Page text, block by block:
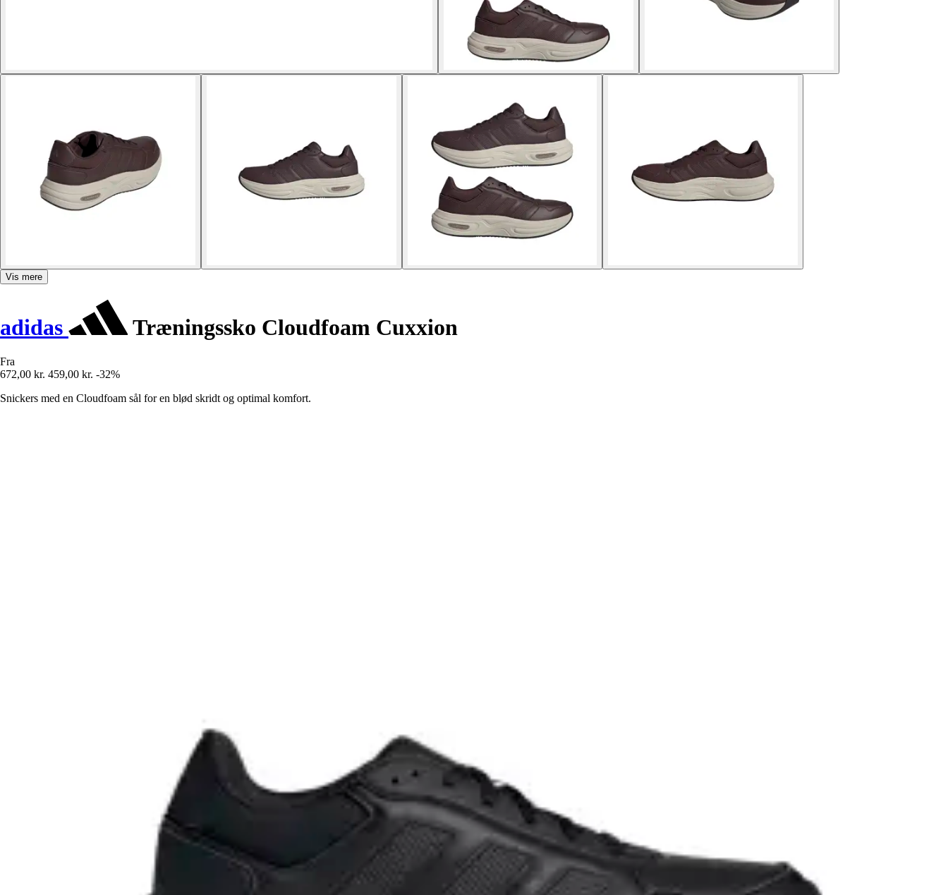
Vis mere
adidas Træningssko Cloudfoam Cuxxion
Fra
672,00 kr. 459,00 kr. -32%
Snickers med en Cloudfoam sål for en blød skridt og optimal komfort.